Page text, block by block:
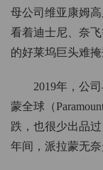
母公司维亚康姆
看着迪士尼、奈
的好莱坞巨头难掩
2019年，公
蒙全球（
跌，也很少出品
年间，派拉蒙无奈